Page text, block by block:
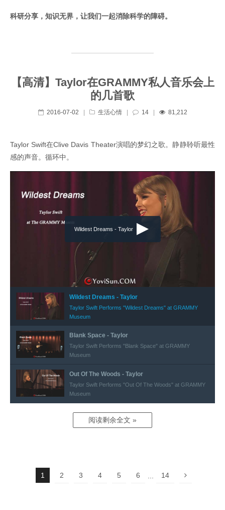
科研分享，知识无界，让我们一起消除科学的障碍。
【高清】Taylor在GRAMMY私人音乐会上
的几首歌
2016-07-02 生活心情 14 81,212
Taylor Swift在Clive Davis Theater演唱的梦幻之歌。静静聆听最性
感的声音。循环中。
Wildest Dreams - Taylor
Wildest Dreams - Taylor
Taylor Swift Performs "Wildest Dreams" at GRAMMY
Museum
Blank Space - Taylor
Taylor Swift Performs "Blank Space" at GRAMMY
Museum
Out Of The Woods - Taylor
Taylor Swift Performs "Out Of The Woods" at GRAMMY
Museum
阅读剩余全文 »
1 2 3 4 5 6 14